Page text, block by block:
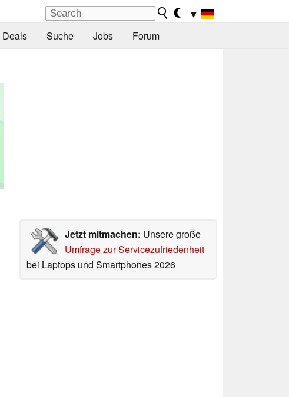
▼
Deals Suche Jobs Forum
Jetzt mitmachen: Unsere große
Umfrage zur Servicezufriedenheit
bei Laptops und Smartphones 2026